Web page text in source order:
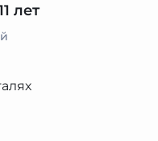
лет